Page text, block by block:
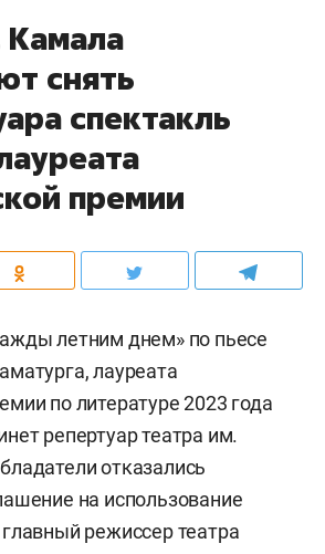
Камала
снять
спектакль
премии
летним днем» по пьесе
лауреата
по литературе 2023 года
репертуар театра им.
отказались
на использование
режиссер театра